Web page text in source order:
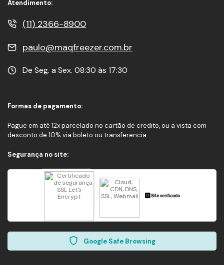
Atendimento:
(11) 2366-8900
paulo@maqfreezer.com.br
De Seg. a Sex. 08:30 às 17:30
Formas de pagamento:
Pague em até 12x parcelado no cartão de credito, ou a vista com
desconto de 10% via boleto ou transferencia.
Segurança no site:
Google Safe Browsing